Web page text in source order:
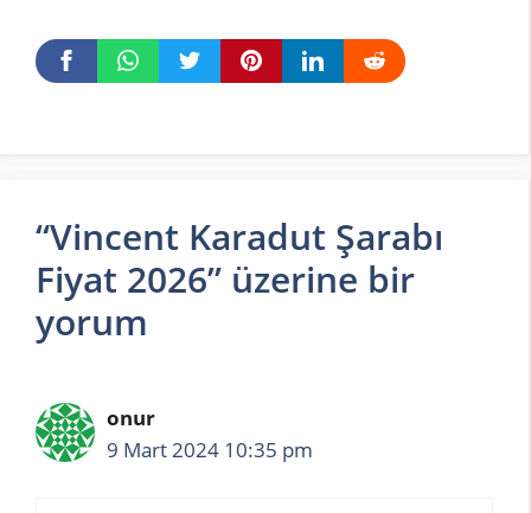
“Vincent Karadut Şarabı
Fiyat 2026” üzerine bir
yorum
onur
9 Mart 2024 10:35 pm